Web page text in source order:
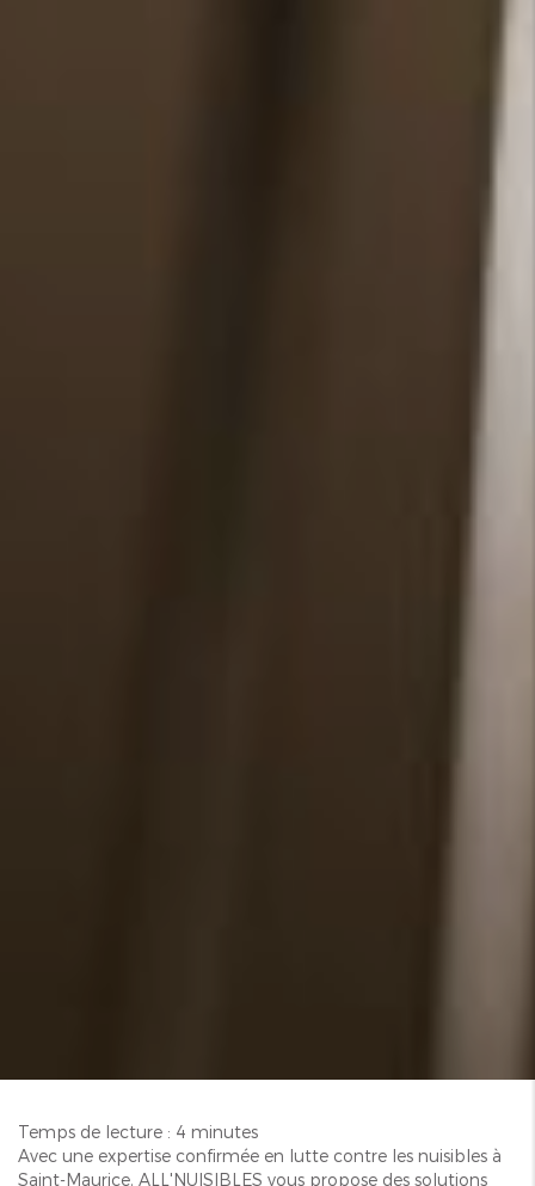
Temps de lecture : 4 minutes
Avec une expertise confirmée en lutte contre les nuisibles à
Saint-Maurice, ALL'NUISIBLES vous propose des solutions